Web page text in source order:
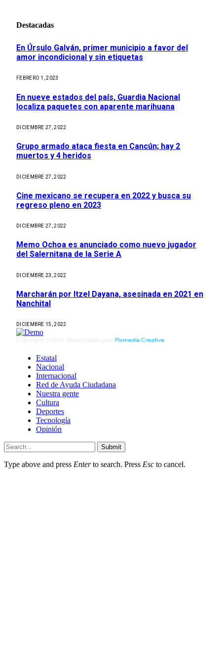
Destacadas
En Úrsulo Galván, primer municipio a favor del
amor incondicional y sin etiquetas
FEBRERO 1, 2023
En nueve estados del país, Guardia Nacional
localiza paquetes con aparente marihuana
DICIEMBRE 27, 2022
Grupo armado ataca fiesta en Cancún; hay 2
muertos y 4 heridos
DICIEMBRE 27, 2022
Cine mexicano se recupera en 2022 y busca su
regreso pleno en 2023
DICIEMBRE 27, 2022
Memo Ochoa es anunciado como nuevo jugador
del Salernitana de la Serie A
DICIEMBRE 23, 2022
Marcharán por Itzel Dayana, asesinada en 2021 en
Nanchital
DICIEMBRE 15, 2022
Estatal
Nacional
Internacional
Red de Ayuda Ciudadana
Nuestra gente
Cultura
Deportes
Tecnología
Opinión
Submit
Type above and press Enterto search. Press Esc to cancel.